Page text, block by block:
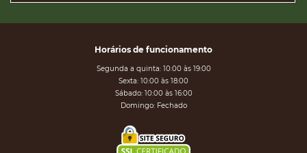
Horários de funcionamento
Segunda a quinta: 10:00 às 19:00
Sexta: 10:00 às 18:00
Sábado: 10:00 às 16:00
Domingo: Fechado